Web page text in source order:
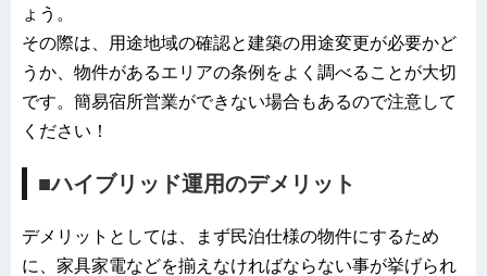
ょう。
その際は、用途地域の確認と建築の用途変更が必要かど
うか、物件があるエリアの条例をよく調べることが大切
です。簡易宿所営業ができない場合もあるので注意して
ください！
■ハイブリッド運用のデメリット
デメリットとしては、まず民泊仕様の物件にするため
に、家具家電などを揃えなければならない事が挙げられ